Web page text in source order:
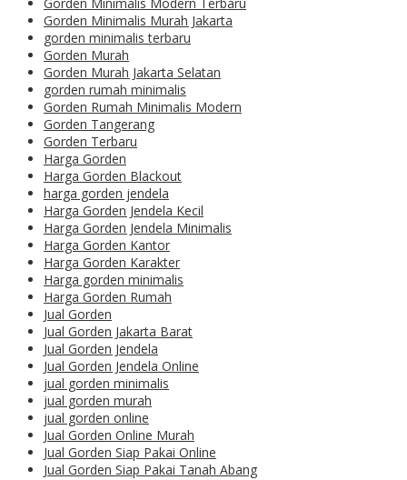
Gorden Minimalis Modern Terbaru
Gorden Minimalis Murah Jakarta
gorden minimalis terbaru
Gorden Murah
Gorden Murah Jakarta Selatan
gorden rumah minimalis
Gorden Rumah Minimalis Modern
Gorden Tangerang
Gorden Terbaru
Harga Gorden
Harga Gorden Blackout
harga gorden jendela
Harga Gorden Jendela Kecil
Harga Gorden Jendela Minimalis
Harga Gorden Kantor
Harga Gorden Karakter
Harga gorden minimalis
Harga Gorden Rumah
Jual Gorden
Jual Gorden Jakarta Barat
Jual Gorden Jendela
Jual Gorden Jendela Online
jual gorden minimalis
jual gorden murah
jual gorden online
Jual Gorden Online Murah
Jual Gorden Siap Pakai Online
Jual Gorden Siap Pakai Tanah Abang